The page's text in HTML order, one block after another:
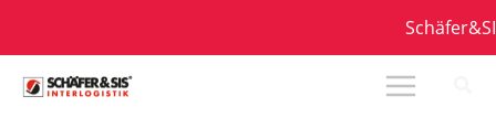
springen